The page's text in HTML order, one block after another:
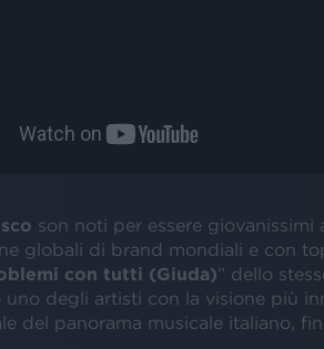
son noti per essere
globali di brand mondiali e con
con tutti (Giuda)” dello
degli artisti con la visione più
del panorama musicale italiano,